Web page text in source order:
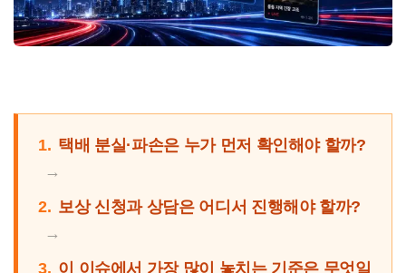
1. 택배 분실·파손은 누가 먼저 확인해야 할까?
2. 보상 신청과 상담은 어디서 진행해야 할까?
3. 이 이슈에서 가장 많이 놓치는 기준은 무엇일